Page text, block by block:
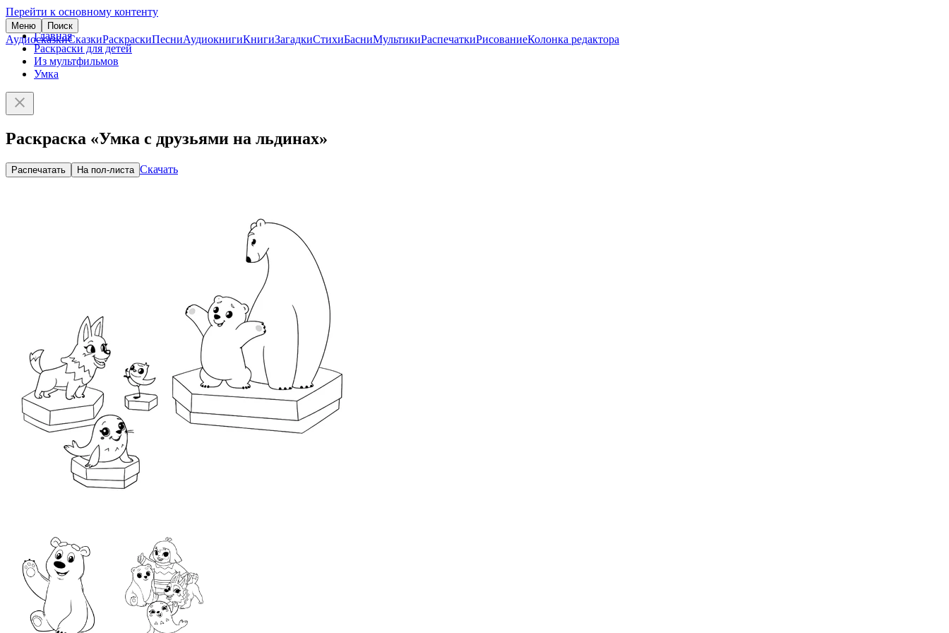
Перейти к основному контенту
Меню Поиск
АудиосказкиСказкиРаскраскиПесниАудиокнигиКнигиЗагадкиСтихиБасниМультикиРаспечаткиРисованиеКолонка редактора
Главная
Раскраски для детей
Из мультфильмов
Умка
Раскраска «Умка с друзьями на льдинах»
Распечатать На пол-листа Скачать